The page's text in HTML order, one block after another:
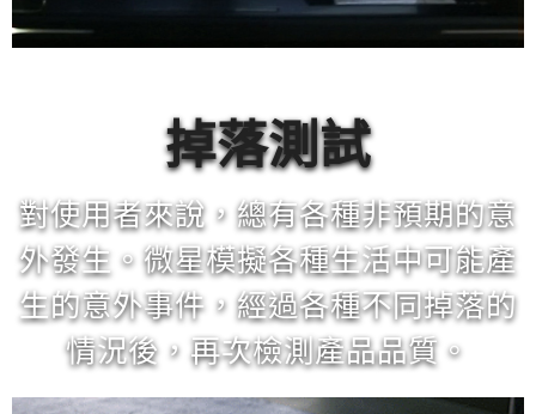
掉落測試
對使用者來說，總有各種非預期的意
外發生。微星模擬各種生活中可能產
生的意外事件，經過各種不同掉落的
情況後，再次檢測產品品質。